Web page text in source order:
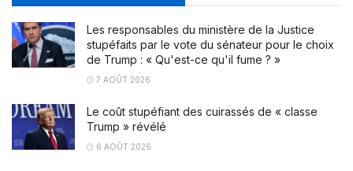
Les responsables du ministère de la Justice
stupéfaits par le vote du sénateur pour le choix
de Trump : « Qu'est-ce qu'il fume ? »
7 AOÛT 2026
Le coût stupéfiant des cuirassés de « classe
Trump » révélé
6 AOÛT 2026